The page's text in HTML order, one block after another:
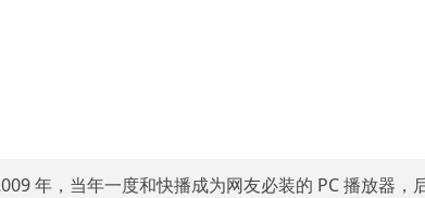
年，当年一度和快播成为网友必装的 PC 播放器，